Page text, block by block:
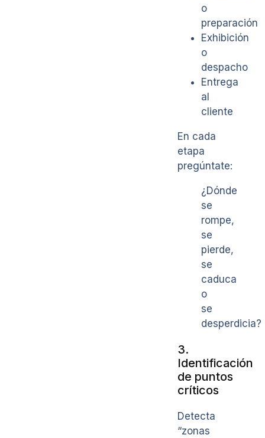
o
preparación
Exhibición
o
despacho
Entrega
al
cliente
En cada
etapa
pregúntate:
¿Dónde
se
rompe,
se
pierde,
se
caduca
o
se
desperdicia?
3.
Identificación
de puntos
críticos
Detecta
“zonas